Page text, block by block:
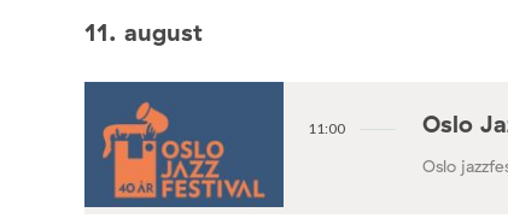
11. august
11:00 Oslo
Oslo